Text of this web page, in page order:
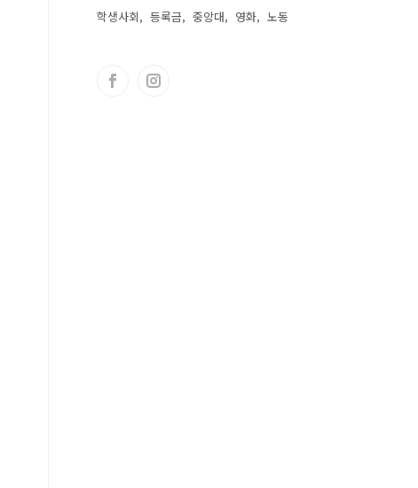
학생사회
등록금 중앙대 영화 노동